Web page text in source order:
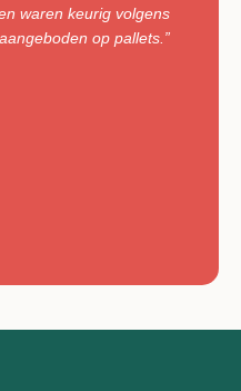
waren keurig volgens
op pallets.”